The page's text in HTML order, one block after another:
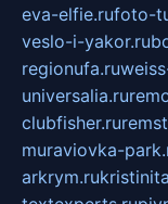
eva-elfie.rufoto-
veslo-i-yakor.ru
regionufa.ru
universalia.ru
clubfisher.ru
muraviovka-
arkrym.ru